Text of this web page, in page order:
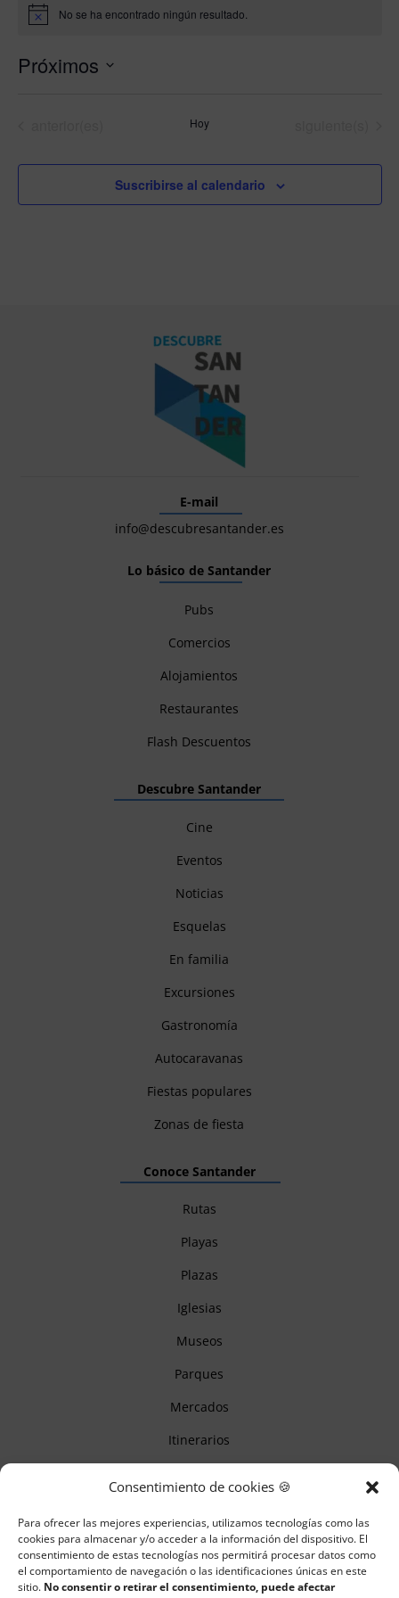
Consentimiento de cookies 🍪
Para ofrecer las mejores experiencias, utilizamos tecnologías como las
cookies para almacenar y/o acceder a la información del dispositivo. El
consentimiento de estas tecnologías nos permitirá procesar datos como
el comportamiento de navegación o las identificaciones únicas en este
sitio. No consentir o retirar el consentimiento, puede afectar
Aviso No se ha encontrado ningún resultado.
Próximos
Hoy
Suscribirse al calendario
E-mail
info@descubresantander.es
Lo básico de Santander
Pubs
Comercios
Alojamientos
Restaurantes
Flash Descuentos
Descubre Santander
Cine
Eventos
Noticias
Esquelas
En familia
Excursiones
Gastronomía
Autocaravanas
Fiestas populares
Zonas de fiesta
Conoce Santander
Rutas
Playas
Plazas
Iglesias
Museos
Parques
Mercados
Itinerarios
Descubre Cantabria
Información